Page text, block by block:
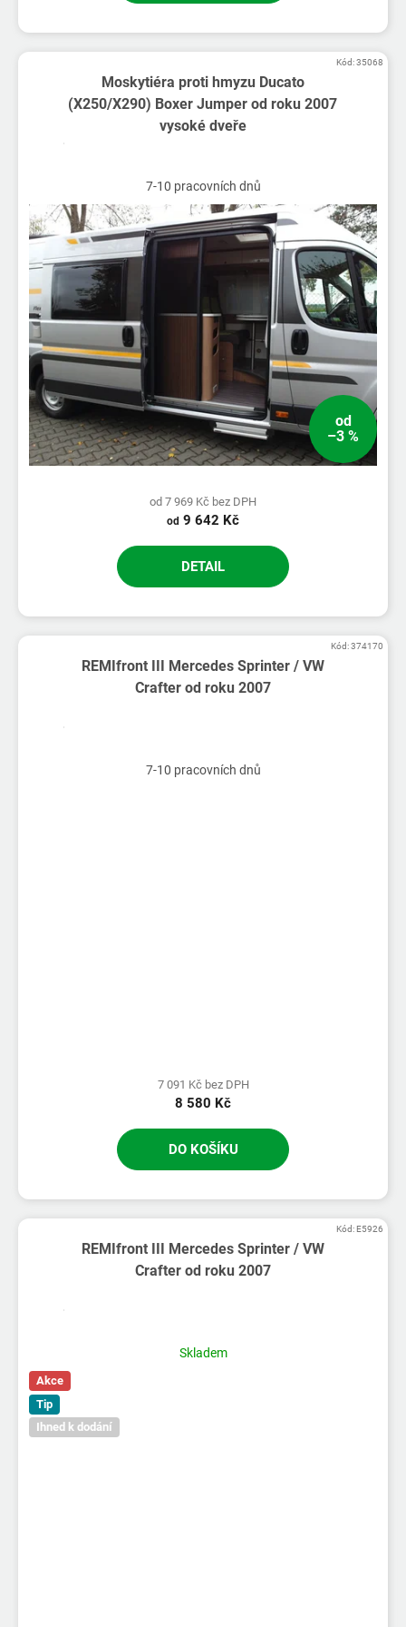
Moskytiéra proti hmyzu Ducato
(X250/X290) Boxer Jumper od roku 2007
vysoké dveře
7-10 pracovních dnů
od
–3 %
od 7 969 Kč bez DPH
od 9 642 Kč
DETAIL
Kód:35068
REMIfront III Mercedes Sprinter / VW
Crafter od roku 2007
7-10 pracovních dnů
7 091 Kč bez DPH
8 580 Kč
DO KOŠÍKU
Kód:374170
REMIfront III Mercedes Sprinter / VW
Crafter od roku 2007
Skladem
Akce
Tip
Ihned k dodání
Kód: E5926